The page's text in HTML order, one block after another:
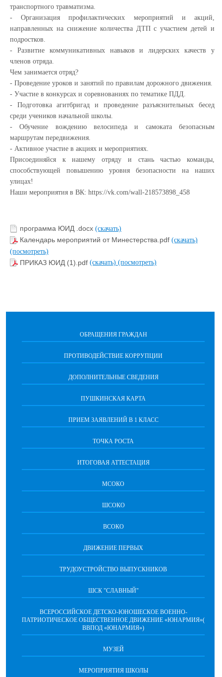
транспортного травматизма.
- Организация профилактических мероприятий и акций,
направленных на снижение количества ДТП с участием детей и
подростков.
- Развитие коммуникативных навыков и лидерских качеств у
членов отряда.
Чем занимается отряд?
- Проведение уроков и занятий по правилам дорожного движения.
- Участие в конкурсах и соревнованиях по тематике ПДД.
- Подготовка агитбригад и проведение разъяснительных бесед
среди учеников начальной школы.
- Обучение вождению велосипеда и самоката безопасным
маршрутам передвижения.
- Активное участие в акциях и мероприятиях.
Присоединяйся к нашему отряду и стань частью команды,
способствующей повышению уровня безопасности на наших
улицах!
Наши мероприятия в ВК: https://vk.com/wall-218573898_458
программа ЮИД .docx (скачать)
Календарь мероприятий от Минестерства.pdf (скачать)
(посмотреть)
ПРИКАЗ ЮИД (1).pdf (скачать) (посмотреть)
ОБРАЩЕНИЯ ГРАЖДАН
ПРОТИВОДЕЙСТВИЕ КОРРУПЦИИ
ДОПОЛНИТЕЛЬНЫЕ СВЕДЕНИЯ
ПУШКИНСКАЯ КАРТА
ПРИЕМ ЗАЯВЛЕНИЙ В 1 КЛАСС
ТОЧКА РОСТА
ИТОГОВАЯ АТТЕСТАЦИЯ
МСОКО
ШСОКО
ВСОКО
ДВИЖЕНИЕ ПЕРВЫХ
ТРУДОУСТРОЙСТВО ВЫПУСКНИКОВ
ШСК "СЛАВНЫЙ"
ВСЕРОССИЙСКОЕ ДЕТСКО-ЮНОШЕСКОЕ ВОЕННО-
ПАТРИОТИЧЕСКОЕ ОБЩЕСТВЕННОЕ ДВИЖЕНИЕ «ЮНАРМИЯ»(
ВВПОД «ЮНАРМИЯ»)
МУЗЕЙ
МЕРОПРИЯТИЯ ШКОЛЫ